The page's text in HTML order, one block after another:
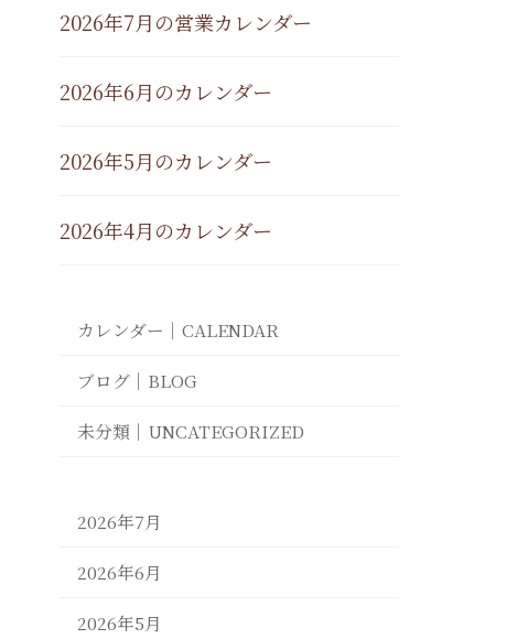
2026年7月の営業カレンダー
2026年6月のカレンダー
2026年5月のカレンダー
2026年4月のカレンダー
カレンダー｜CALENDAR
ブログ｜BLOG
未分類｜UNCATEGORIZED
2026年7月
2026年6月
2026年5月